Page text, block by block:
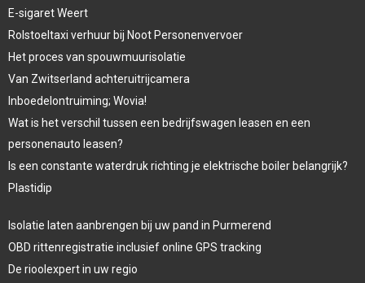
E-sigaret Weert
Rolstoeltaxi verhuur bij Noot Personenvervoer
Het proces van spouwmuurisolatie
Van Zwitserland achteruitrijcamera
Inboedelontruiming; Wovia!
Wat is het verschil tussen een bedrijfswagen leasen en een
personenauto leasen?
Is een constante waterdruk richting je elektrische boiler belangrijk?
Plastidip
Isolatie laten aanbrengen bij uw pand in Purmerend
OBD rittenregistratie inclusief online GPS tracking
De rioolexpert in uw regio